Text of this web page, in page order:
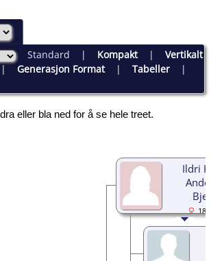
Standard | Kompakt| Vertikalt
Generasjon Format| Tabeller|
eller bla ned for å se hele treet.
Ildri